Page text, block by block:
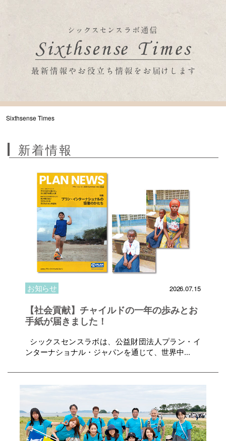
Sixthsense Times
新着情報
お知らせ 2026.07.15
【社会貢献】チャイルドの一年の歩みとお
手紙が届きました！
シックスセンスラボは、公益財団法人プラン・イ
ンターナショナル・ジャパンを通じて、世界中...